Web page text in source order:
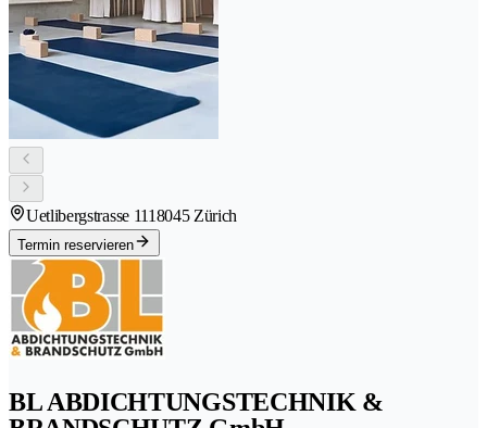
Uetlibergstrasse 1118045 Zürich
Termin reservieren
BL ABDICHTUNGSTECHNIK &